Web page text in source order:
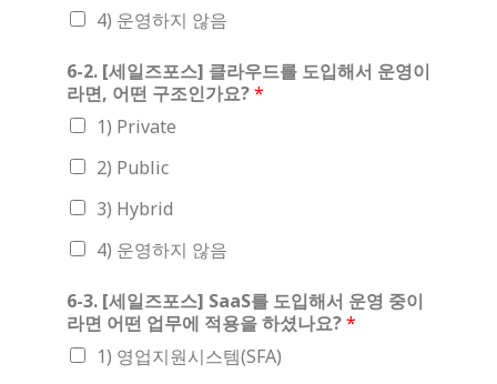
4) 운영하지 않음
6-2. [세일즈포스] 클라우드를 도입해서 운영이
라면, 어떤 구조인가요?*
1) Private
2) Public
3) Hybrid
4) 운영하지 않음
6-3. [세일즈포스] SaaS를 도입해서 운영 중이
라면 어떤 업무에 적용을 하셨나요?*
1) 영업지원시스템(SFA)